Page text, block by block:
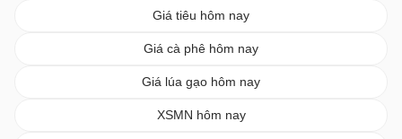
Giá tiêu hôm nay
Giá cà phê hôm nay
Giá lúa gạo hôm nay
XSMN hôm nay